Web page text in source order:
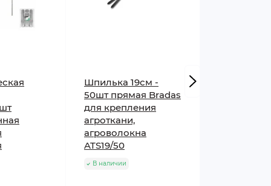
Шпилька 19см -
50шт прямая Bradas
для крепления
агроткани,
агроволокна
ATS19/50
В наличии